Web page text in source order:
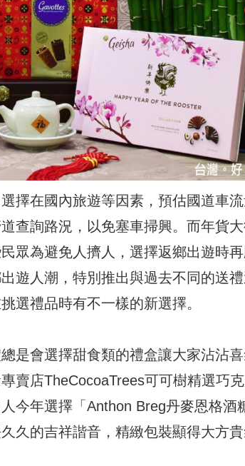
擇在國內旅遊等因素，預估國道車
查詢路況，以免塞車掃興。而年貨
眾為避免人擠人，選擇返鄉出遊時
遊人潮，特別推出與過去不同的送禮
選禮品時有不一樣的新選擇。
是會選擇甜食類的禮盒讓大家沾沾喜
賣店TheCocoaTrees可可樹精選巧
今年選擇「Anthon Breg丹麥恩格酒
久的吉祥諧音，精緻包裝顯得大方貴